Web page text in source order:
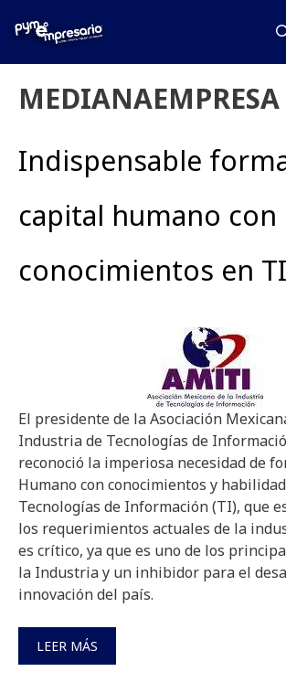
MEDIANAEMPRESA
Indispensable
capital humano con
conocimientos en TI
El presidente de la Asociación
Industria de Tecnologías de
reconoció la imperiosa necesidad de
Humano con conocimientos y
Tecnologías de Información (TI), que
los requerimientos actuales de la
es crítico, ya que es uno de los
la Industria y un inhibidor para el
innovación del país.
LEER MÁS